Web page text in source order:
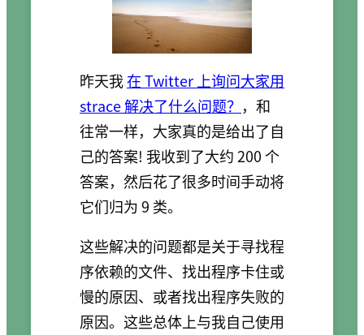
昨天我在 Twitter 上询问大家用
strace 解决了什么问题？ ，和
往常一样，大家真的是给出了自
己的答案! 我收到了大约 200 个
答案，然后花了很多时间手动将
它们归为 9 类。
这些解决的问题都是关于寻找程
序依赖的文件、找出程序卡住或
慢的原因、或者找出程序失败的
原因。这些总体上与我自己使用